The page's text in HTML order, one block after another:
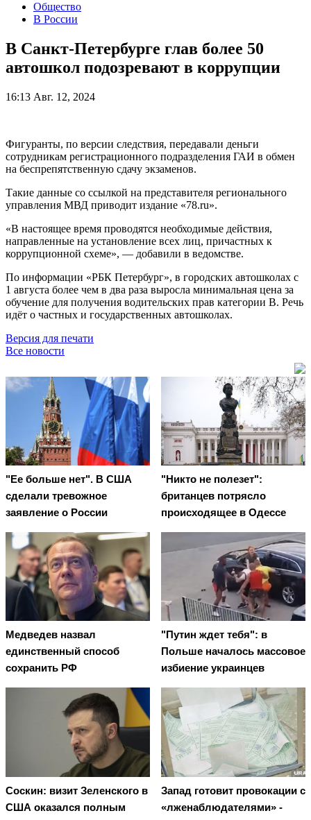
Общество
В России
В Санкт-Петербурге глав более 50
автошкол подозревают в коррупции
16:13 Авг. 12, 2024
Фигуранты, по версии следствия, передавали деньги
сотрудникам регистрационного подразделения ГАИ в обмен
на беспрепятственную сдачу экзаменов.
Такие данные со ссылкой на представителя регионального
управления МВД приводит издание «78.ru».
«В настоящее время проводятся необходимые действия,
направленные на установление всех лиц, причастных к
коррупционной схеме», — добавили в ведомстве.
По информации «РБК Петербург», в городских автошколах с
1 августа более чем в два раза выросла минимальная цена за
обучение для получения водительских прав категории B. Речь
идёт о частных и государственных автошколах.
Версия для печати
Все новости
"Ее больше нет". В США
сделали тревожное
заявление о России
"Никто не полезет":
британцев потрясло
происходящее в Одессе
Медведев назвал
единственный способ
сохранить РФ
"Путин ждет тебя": в
Польше началось массовое
избиение украинцев
Соскин: визит Зеленского в
США оказался полным
Запад готовит провокации с
«лженаблюдателями» -